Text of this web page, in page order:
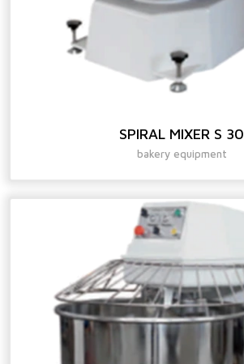
SPIRAL MIXER S 30
bakery equipment